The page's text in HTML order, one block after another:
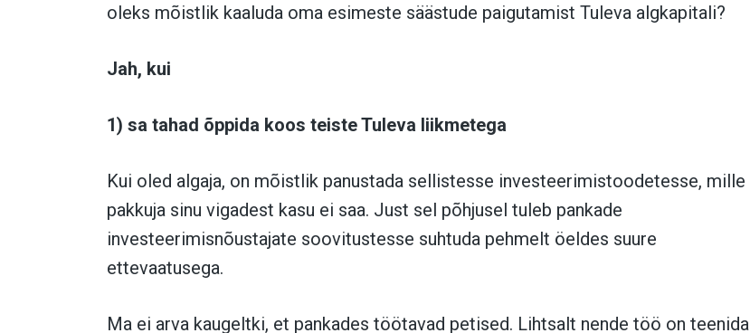
oleks mõistlik kaaluda oma esimeste säästude paigutamist Tuleva algkapitali?
Jah, kui
1) sa tahad õppida koos teiste Tuleva liikmetega
Kui oled algaja, on mõistlik panustada sellistesse investeerimistoodetesse, mille
pakkuja sinu vigadest kasu ei saa. Just sel põhjusel tuleb pankade
investeerimisnõustajate soovitustesse suhtuda pehmelt öeldes suure
ettevaatusega.
Ma ei arva kaugeltki, et pankades töötavad petised. Lihtsalt nende töö on teenida